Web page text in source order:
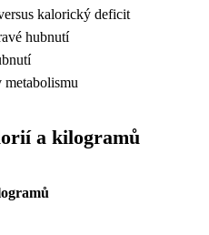
kalorický deficit
hubnutí
a kilogramů